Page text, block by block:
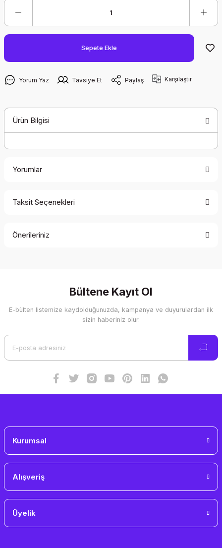
Sepete Ekle
Yorum Yaz Tavsiye Et Paylaş Karşılaştır
Ürün Bilgisi
Yorumlar
Taksit Seçenekleri
Önerileriniz
Görüş ve önerileriniz için teşekkür ederiz.
Ürün resmi kalitesiz, bozuk veya görüntülenemiyor.
Bültene Kayıt Ol
E-bülten listemize kaydolduğunuzda, kampanya ve duyurulardan ilk
sizin haberiniz olur.
Kurumsal
Alışveriş
Üyelik